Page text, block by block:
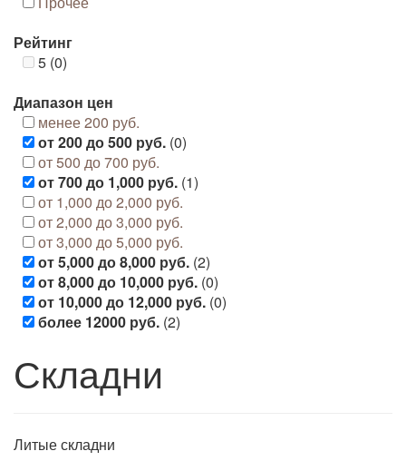
Рейтинг
5 (0)
Диапазон цен
менее 200 руб.
от 200 до 500 руб. (0)
от 500 до 700 руб.
от 700 до 1,000 руб. (1)
от 1,000 до 2,000 руб.
от 2,000 до 3,000 руб.
от 3,000 до 5,000 руб.
от 5,000 до 8,000 руб. (2)
от 8,000 до 10,000 руб. (0)
от 10,000 до 12,000 руб. (0)
более 12000 руб. (2)
Складни
Литые складни